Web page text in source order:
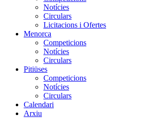
Notícies
Circulars
Licitacions i Ofertes
Menorca
Competicions
Notícies
Circulars
Pitiüses
Competicions
Notícies
Circulars
Calendari
Arxiu